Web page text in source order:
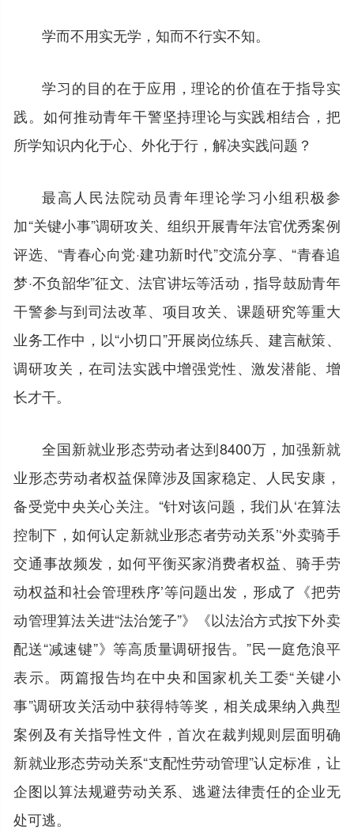
学而不用实无学，知而不行实不知。
学习的目的在于应用，理论的价值在于指导实
践。如何推动青年干警坚持理论与实践相结合，把
所学知识内化于心、外化于行，解决实践问题？
最高人民法院动员青年理论学习小组积极参
加“关键小事”调研攻关、组织开展青年法官优秀案例
评选、“青春心向党·建功新时代”交流分享、“青春追
梦·不负韶华”征文、法官讲坛等活动，指导鼓励青年
干警参与到司法改革、项目攻关、课题研究等重大
业务工作中，以“小切口”开展岗位练兵、建言献策、
调研攻关，在司法实践中增强党性、激发潜能、增
长才干。
全国新就业形态劳动者达到8400万，加强新就
业形态劳动者权益保障涉及国家稳定、人民安康，
备受党中央关心关注。“针对该问题，我们从‘在算法
控制下，如何认定新就业形态者劳动关系’‘外卖骑手
交通事故频发，如何平衡买家消费者权益、骑手劳
动权益和社会管理秩序’等问题出发，形成了《把劳
动管理算法关进“法治笼子”》《以法治方式按下外卖
配送“减速键”》等高质量调研报告。”民一庭危浪平
表示。两篇报告均在中央和国家机关工委“关键小
事”调研攻关活动中获得特等奖，相关成果纳入典型
案例及有关指导性文件，首次在裁判规则层面明确
新就业形态劳动关系“支配性劳动管理”认定标准，让
企图以算法规避劳动关系、逃避法律责任的企业无
处可逃。